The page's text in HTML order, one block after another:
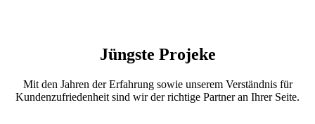
Jüngste Projeke
Mit den Jahren der Erfahrung sowie unserem Verständnis für
Kundenzufriedenheit sind wir der richtige Partner an Ihrer Seite.